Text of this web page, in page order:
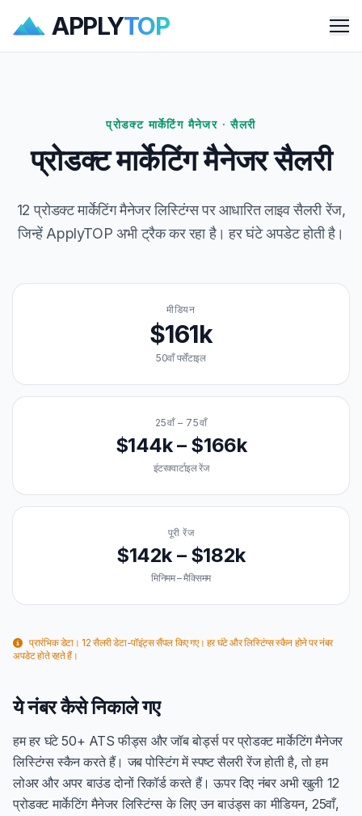
APPLYTOP
प्रोडक्ट मार्केटिंग मैनेजर · सैलरी
प्रोडक्ट मार्केटिंग मैनेजर सैलरी
12 प्रोडक्ट मार्केटिंग मैनेजर लिस्टिंग्स पर आधारित लाइव सैलरी रेंज,
जिन्हें ApplyTOP अभी ट्रैक कर रहा है। हर घंटे अपडेट होती है।
मीडियन
$161k
50वाँ पर्सेंटाइल
25वाँ – 75वाँ
$144k – $166k
इंटरक्वार्टाइल रेंज
पूरी रेंज
$142k – $182k
मिनिमम – मैक्सिमम
प्रारंभिक डेटा। 12 सैलरी डेटा-पॉइंट्स सैंपल किए गए। हर घंटे और लिस्टिंग्स स्कैन होने पर नंबर
अपडेट होते रहते हैं।
ये नंबर कैसे निकाले गए
हम हर घंटे 50+ ATS फीड्स और जॉब बोर्ड्स पर प्रोडक्ट मार्केटिंग मैनेजर
लिस्टिंग्स स्कैन करते हैं। जब पोस्टिंग में स्पष्ट सैलरी रेंज होती है, तो हम
लोअर और अपर बाउंड दोनों रिकॉर्ड करते हैं। ऊपर दिए नंबर अभी खुली 12
प्रोडक्ट मार्केटिंग मैनेजर लिस्टिंग्स के लिए उन बाउंड्स का मीडियन, 25वाँ,